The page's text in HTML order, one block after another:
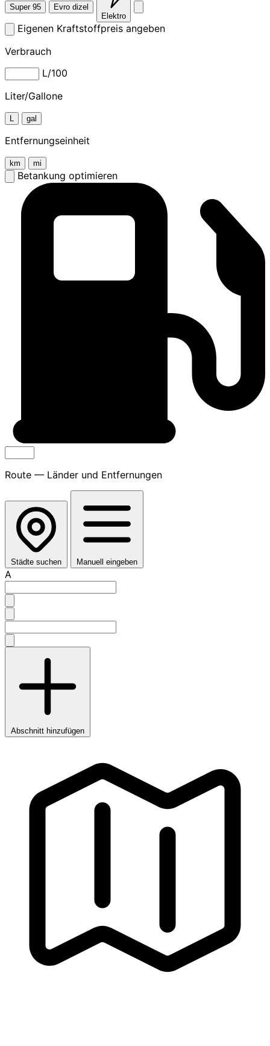
Super 95
Evro dizel
Elektro
Eigenen Kraftstoffpreis angeben
Verbrauch
L/100
Liter/Gallone
L gal
Entfernungseinheit
km mi
Betankung optimieren
Route — Länder und Entfernungen
Städte suchen Manuell eingeben
A
Abschnitt hinzufügen